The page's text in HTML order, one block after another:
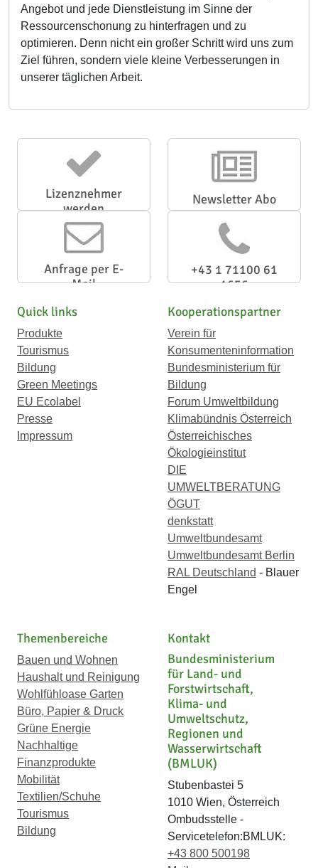
Angebot und jede Dienstleistung im Sinne der
Ressourcenschonung zu hinterfragen und zu
optimieren. Denn nicht ein großer Schritt wird uns zum
Ziel führen, sondern viele kleine Verbesserungen in
unserer täglichen Arbeit.
Lizenznehmer
werden
Newsletter Abo
Anfrage per E-
Mail
+43 1 71100 61
1656
Quick links
Produkte
Tourismus
Bildung
Green Meetings
EU Ecolabel
Presse
Impressum
Kooperationspartner
Verein für
Konsumenteninformation
Bundesministerium für
Bildung
Forum Umweltbildung
Klimabündnis Österreich
Österreichisches
Ökologieinstitut
DIE
UMWELTBERATUNG
ÖGUT
denkstatt
Umweltbundesamt
Umweltbundesamt Berlin
RAL Deutschland - Blauer
Engel
Themenbereiche
Bauen und Wohnen
Haushalt und Reinigung
Wohlfühloase Garten
Büro, Papier & Druck
Grüne Energie
Nachhaltige
Finanzprodukte
Mobilität
Textilien/Schuhe
Tourismus
Bildung
Kontakt
Bundesministerium
für Land- und
Forstwirtschaft,
Klima- und
Umweltschutz,
Regionen und
Wasserwirtschaft
(BMLUK)
Stubenbastei 5
1010 Wien, Österreich
Ombudsstelle -
Servicetelefon:BMLUK:
+43 800 500198